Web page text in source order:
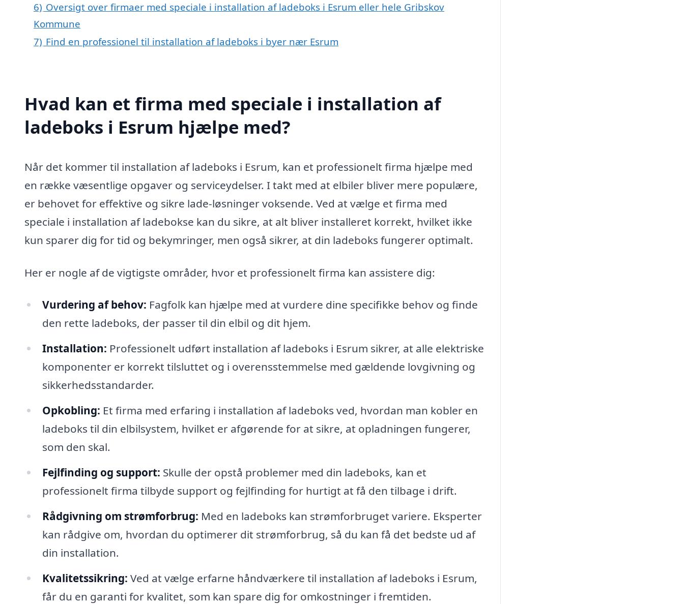
6) Oversigt over firmaer med speciale i installation af ladeboks i Esrum eller hele Gribskov
Kommune
7) Find en professionel til installation af ladeboks i byer nær Esrum
Hvad kan et firma med speciale i installation af
ladeboks i Esrum hjælpe med?
Når det kommer til installation af ladeboks i Esrum, kan et professionelt firma hjælpe med
en række væsentlige opgaver og serviceydelser. I takt med at elbiler bliver mere populære,
er behovet for effektive og sikre lade-løsninger voksende. Ved at vælge et firma med
speciale i installation af ladebokse kan du sikre, at alt bliver installeret korrekt, hvilket ikke
kun sparer dig for tid og bekymringer, men også sikrer, at din ladeboks fungerer optimalt.
Her er nogle af de vigtigste områder, hvor et professionelt firma kan assistere dig:
Vurdering af behov: Fagfolk kan hjælpe med at vurdere dine specifikke behov og finde
den rette ladeboks, der passer til din elbil og dit hjem.
Installation: Professionelt udført installation af ladeboks i Esrum sikrer, at alle elektriske
komponenter er korrekt tilsluttet og i overensstemmelse med gældende lovgivning og
sikkerhedsstandarder.
Opkobling: Et firma med erfaring i installation af ladeboks ved, hvordan man kobler en
ladeboks til din elbilsystem, hvilket er afgørende for at sikre, at opladningen fungerer,
som den skal.
Fejlfinding og support: Skulle der opstå problemer med din ladeboks, kan et
professionelt firma tilbyde support og fejlfinding for hurtigt at få den tilbage i drift.
Rådgivning om strømforbrug: Med en ladeboks kan strømforbruget variere. Eksperter
kan rådgive om, hvordan du optimerer dit strømforbrug, så du kan få det bedste ud af
din installation.
Kvalitetssikring: Ved at vælge erfarne håndværkere til installation af ladeboks i Esrum,
får du en garanti for kvalitet, som kan spare dig for omkostninger i fremtiden.